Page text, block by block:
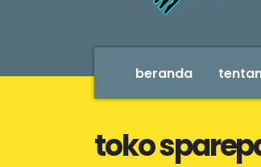
beranda
toko